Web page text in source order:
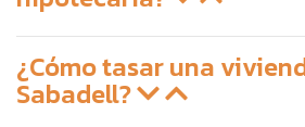
¿Cómo tasar una
Sabadell?